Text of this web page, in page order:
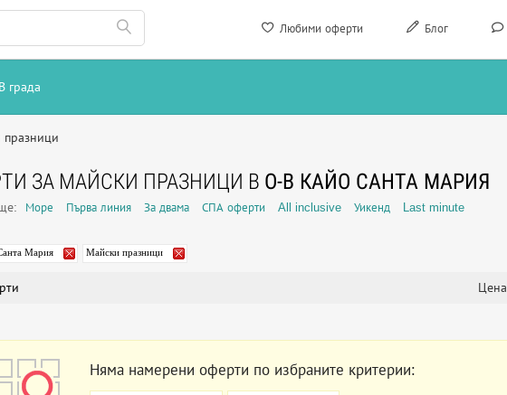
Любими оферти Блог
В града
празници
ЗА МАЙСКИ ПРАЗНИЦИ В О-В КАЙО САНТА МАРИЯ
Море Първа линия За двама СПА оферти All inclusive Уикенд Last minute
Мария Майски празници
Цена
Няма намерени оферти по избраните критерии: